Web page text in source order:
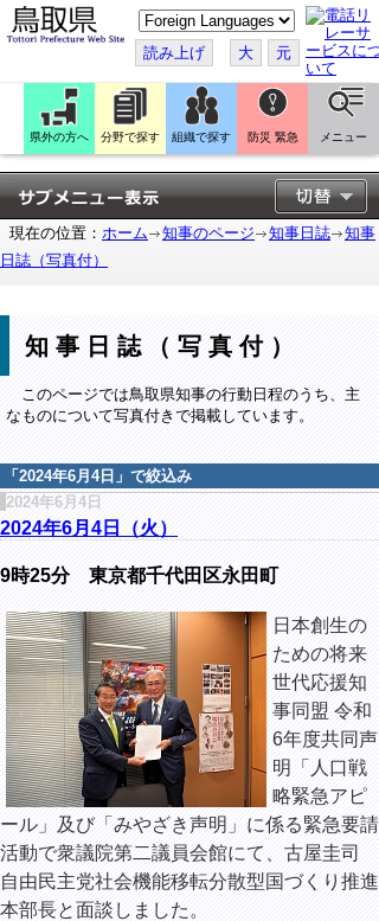
こ
の
ペ
ー
ジ
翻
訳
す
る
読み上げ 大 元
県外の方へ 分野で探す 組織で探す 防災 緊急 メニュー
現在の位置： ホーム 知事のページ 知事日誌
知事
日誌（写真付）
知事日誌（写真付）
このページでは鳥取県知事の行動日程のうち、主
なものについて写真付きで掲載しています。
「 2024年6月4日 」で絞込み
2024年6月4日
2024年6月4日（火）
9時25分 東京都千代田区永田町
日本創生の
ための将来
世代応援知
事同盟 令和
6年度共同声
明「人口戦
略緊急アピ
ール」及び「みやざき声明」に係る緊急要請
活動で衆議院第二議員会館にて、古屋圭司
自由民主党社会機能移転分散型国づくり推進
本部長と面談しました。